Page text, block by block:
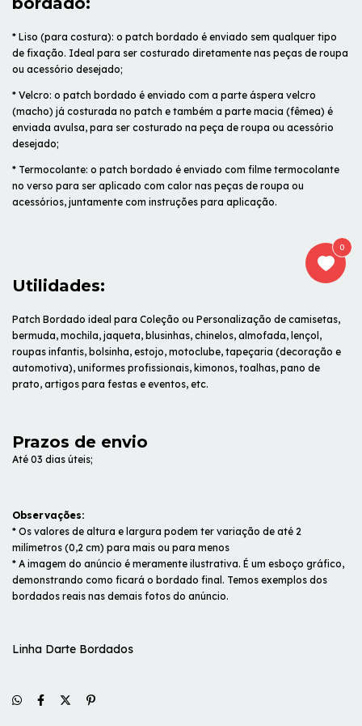
* Liso (para costura): o patch bordado é enviado sem qualquer tipo
de fixação. Ideal para ser costurado diretamente nas peças de roupa
ou acessório desejado;
* Velcro: o patch bordado é enviado com a parte áspera velcro
(macho) já costurada no patch e também a parte macia (fêmea) é
enviada avulsa, para ser costurado na peça de roupa ou acessório
desejado;
* Termocolante: o patch bordado é enviado com filme termocolante
no verso para ser aplicado com calor nas peças de roupa ou
acessórios, juntamente com instruções para aplicação.
Utilidades:
Patch Bordado ideal para Coleção ou Personalização de camisetas,
bermuda, mochila, jaqueta, blusinhas, chinelos, almofada, lençol,
roupas infantis, bolsinha, estojo, motoclube, tapeçaria (decoração e
automotiva), uniformes profissionais, kimonos, toalhas, pano de
prato, artigos para festas e eventos, etc.
Prazos de envio
Até 03 dias úteis;
Observações:
* Os valores de altura e largura podem ter variação de até 2
milímetros (0,2 cm) para mais ou para menos
* A imagem do anúncio é meramente ilustrativa. É um esboço gráfico,
demonstrando como ficará o bordado final. Temos exemplos dos
bordados reais nas demais fotos do anúncio.
Linha Darte Bordados
0